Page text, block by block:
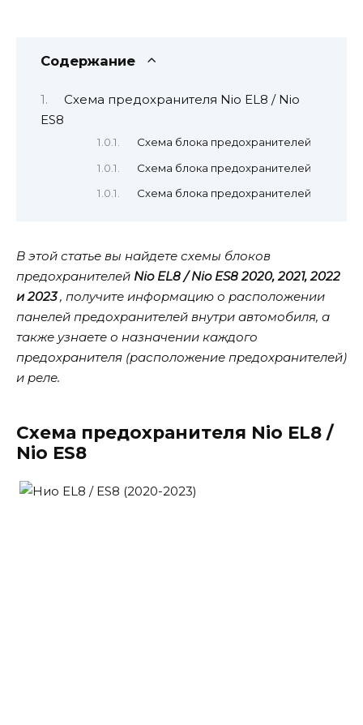
Содержание
Схема предохранителя Nio EL8 / Nio
ES8
Схема блока предохранителей
Схема блока предохранителей
Схема блока предохранителей
В этой статье вы найдете схемы блоков
предохранителей Nio EL8 / Nio ES8 2020, 2021, 2022
и 2023, получите информацию о расположении
панелей предохранителей внутри автомобиля, а
также узнаете о назначении каждого
предохранителя (расположение предохранителей)
и реле.
Схема предохранителя Nio EL8 /
Nio ES8